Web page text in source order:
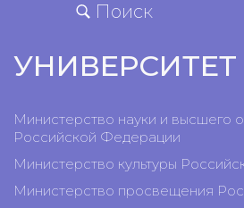
Поиск
УНИВЕРСИТЕТ
Министерство науки и высшего
Российской Федерации
Министерство культуры
Министерство просвещения